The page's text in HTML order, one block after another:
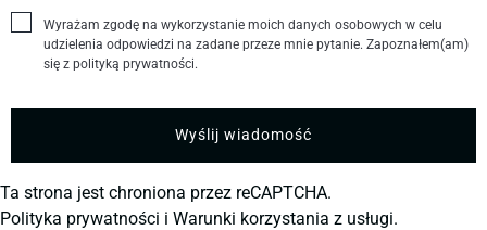
Wyrażam zgodę na wykorzystanie moich danych osobowych w celu
udzielenia odpowiedzi na zadane przeze mnie pytanie. Zapoznałem(am)
się z polityką prywatności.
Ta strona jest chroniona przez reCAPTCHA.
Polityka prywatności i Warunki korzystania z usługi.